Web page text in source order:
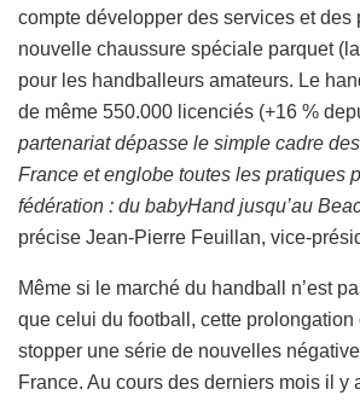
compte développer des services et des
nouvelle chaussure spéciale parquet
pour les handballeurs amateurs. Le
de même 550.000 licenciés (+16 %
partenariat dépasse le simple cadre
France et englobe toutes les pratiques
fédération : du babyHand jusqu’au
précise Jean-Pierre Feuillan, vice-
Même si le marché du handball n’est
que celui du football, cette prolongation
stopper une série de nouvelles
France. Au cours des derniers mois il y